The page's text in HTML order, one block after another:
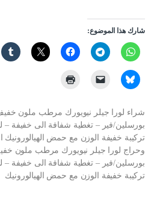
شارك هذا الموضوع:
شراء لورا جيلر نيويورك مرطب ملون
بورسلين/فير – تغطية شفافة الى خفيفة –
تركيبة خفيفة الوزن مع حمض الهيالورونيك
وحراج لورا جيلر نيويورك مرطب ملون
بورسلين/فير – تغطية شفافة الى خفيفة –
تركيبة خفيفة الوزن مع حمض الهيالورونيك